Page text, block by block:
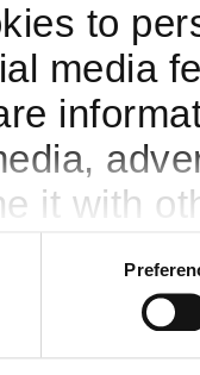
to
media
it with